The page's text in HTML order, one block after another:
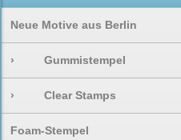
Neue Motive aus Berlin
› Gummistempel
› Clear Stamps
Foam-Stempel